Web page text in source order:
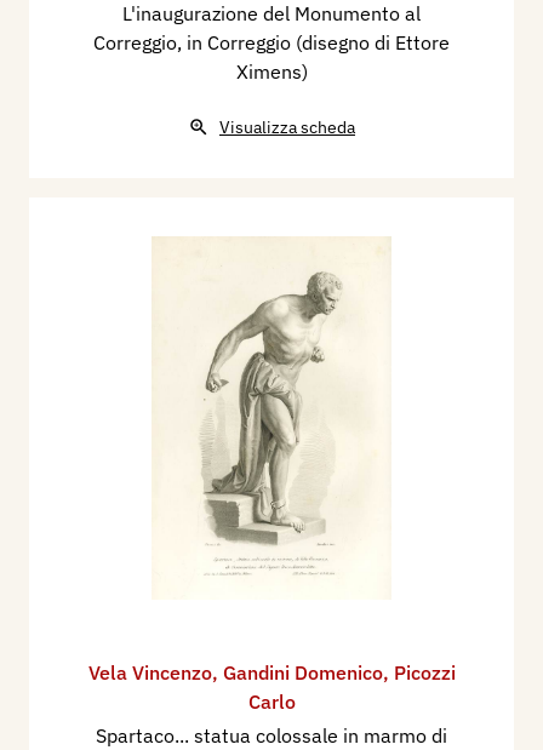
L'inaugurazione del Monumento al
Correggio, in Correggio (disegno di Ettore
Ximens)
Visualizza scheda
Vela Vincenzo, Gandini Domenico, Picozzi
Carlo
Spartaco... statua colossale in marmo di